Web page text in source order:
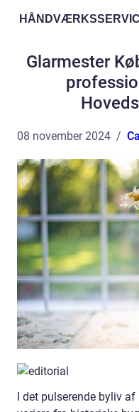
Glarmester
08 november 2024
I det pulserende byliv